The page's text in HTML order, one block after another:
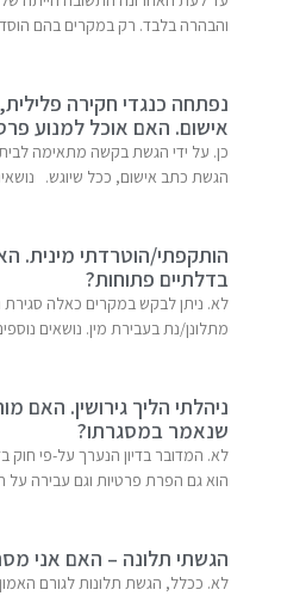
והבהרה בלבד. רק במקרים בהם
נפתחה כנגדי חקירה
אישום. האם אוכל למנוע
כן. על ידי הגשת בקשה מתאימה
הגשת כתב אישום, ככל שיוגש.
הותקפתי/הוטרדתי מינית.
בדלתיים פתוחות?
לא. ניתן לבקש במקרים כאלה סגירת
מתלונן/נת בעבירת מין. נושאים
ניהלתי הליך גירושין.
שנאמר במסגרתו?
לא. המדובר בדיון הנערך על-פי חוק
הוא גם הפרת פרטיות וגם עבירה על
הגשתי תלונה – האם אני
לא. ככלל, הגשת תלונות לגורם